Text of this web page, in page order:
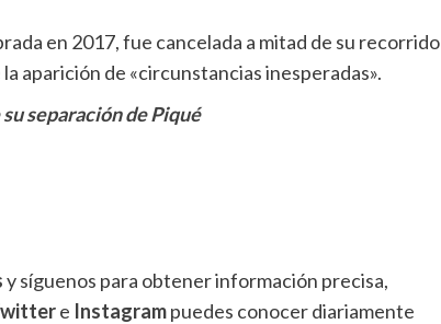
en 2017, fue cancelada a mitad de su recorrido
aparición de «circunstancias inesperadas».
separación de Piqué
y síguenos para obtener información precisa,
e Instagrampuedes conocer diariamente